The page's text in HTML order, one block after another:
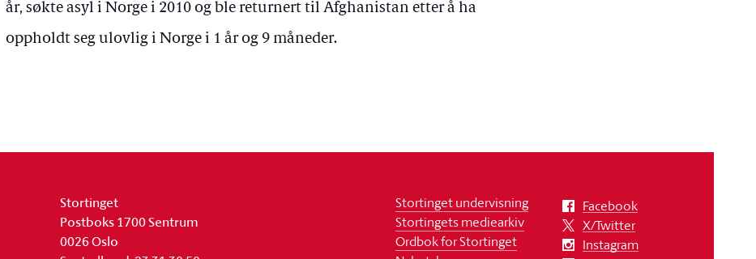
år, søkte asyl i Norge i 2010 og ble returnert til Afghanistan etter å ha
oppholdt seg ulovlig i Norge i 1 år og 9 måneder.
Stortinget
Postboks 1700 Sentrum
0026 Oslo
Stortinget undervisning
Stortingets mediearkiv
Ordbok for Stortinget
Facebook
X/Twitter
Instagram